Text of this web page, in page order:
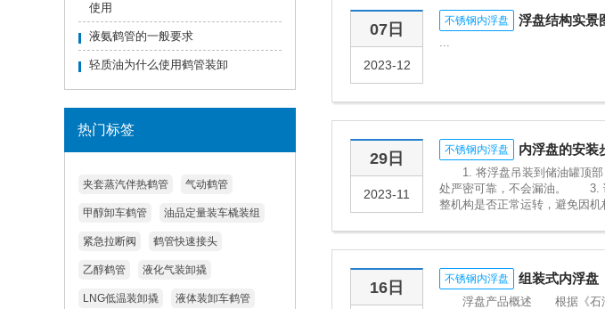
使用
液氨鹤管的一般要求
轻质油为什么使用鹤管装卸
热门标签
夹套蒸汽伴热鹤管 气动鹤管
甲醇卸车鹤管 油品定量装车橇装组
紧急拉断阀 鹤管快速接头
乙醇鹤管 液化气装卸撬
LNG低温装卸撬 液体装卸车鹤管
07日
2023-12
不锈钢内浮盘 浮盘结构实景
...
29日
2023-11
不锈钢内浮盘 内浮盘的安装
1. 将浮盘吊装到储油罐顶部
处严密可靠，不会漏油。 3. 调
整机构是否正常运转，避免因
16日
不锈钢内浮盘 组装式内浮盘
浮盘产品概述 根据《石油库